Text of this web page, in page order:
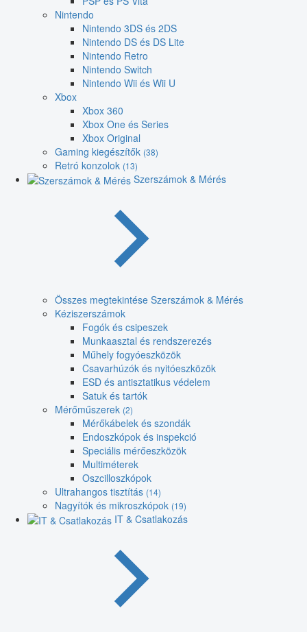
Nintendo
Nintendo 3DS és 2DS
Nintendo DS és DS Lite
Nintendo Retro
Nintendo Switch
Nintendo Wii és Wii U
Xbox
Xbox 360
Xbox One és Series
Xbox Original
Gaming kiegészítők (38)
Retró konzolok (13)
Szerszámok & Mérés
Összes megtekintése Szerszámok & Mérés
Kéziszerszámok
Fogók és csipeszek
Munkaasztal és rendszerezés
Műhely fogyóeszközök
Csavarhúzók és nyitóeszközök
ESD és antisztatikus védelem
Satuk és tartók
Mérőműszerek (2)
Mérőkábelek és szondák
Endoszkópok és inspekció
Speciális mérőeszközök
Multiméterek
Oszcilloszkópok
Ultrahangos tisztítás (14)
Nagyítók és mikroszkópok (19)
IT & Csatlakozás